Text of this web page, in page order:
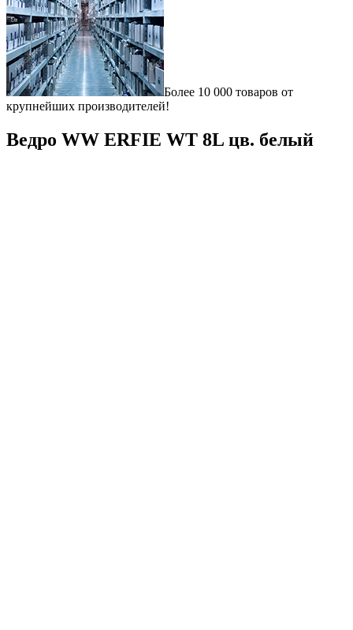
Более 10 000 товаров от
крупнейших производителей!
Ведро WW ERFIE WT 8L цв. белый